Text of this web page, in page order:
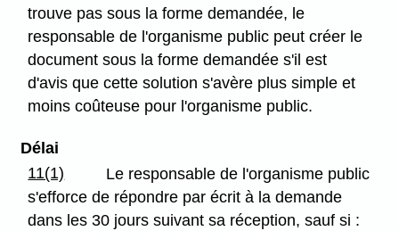
trouve pas sous la forme demandée, le
responsable de l'organisme public peut créer le
document sous la forme demandée s'il est
d'avis que cette solution s'avère plus simple et
moins coûteuse pour l'organisme public.
Délai
11(1)
Le responsable de l'organisme public
s'efforce de répondre par écrit à la demande
dans les 30 jours suivant sa réception, sauf si :